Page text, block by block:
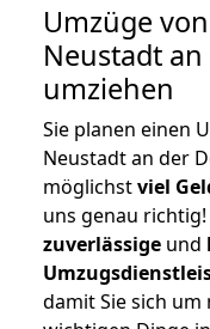
Umzüge
Neustadt
umziehen
Sie planen einen
Neustadt an der
möglichstviel
uns genau
zuverlässige und
damit Sie sich um